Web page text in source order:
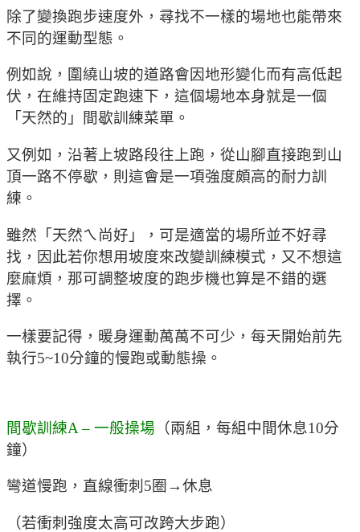
除了變換跑步速度外，尋找不一樣的場地也能帶來
不同的運動型態。
例如說，圍繞山坡的道路會因地形變化而有高低起
伏，在維持固定跑速下，這個場地本身就是一個
「天然的」間歇訓練菜單。
又例如，沿著上坡路段往上跑，從山腳直接跑到山
頂一路不停歇，則這會是一項強度頗高的耐力訓
練。
雖然「天然ㄟ尚好」，可是適當的場所並不好尋
找，因此若你想用坡度來改變訓練模式，又不想這
麼麻煩，那可調整坡度的跑步機也算是不錯的選
擇。
一樣要記得，暖身運動萬萬不可少，每天開始前先
執行5~10分鐘的慢跑或動態操。
間歇訓練A – 一般操場 （兩組，每組中間休息10分
鐘）
彎道慢跑，直線衝刺5圈→休息
（若衝刺強度太高可改跨大步跑）